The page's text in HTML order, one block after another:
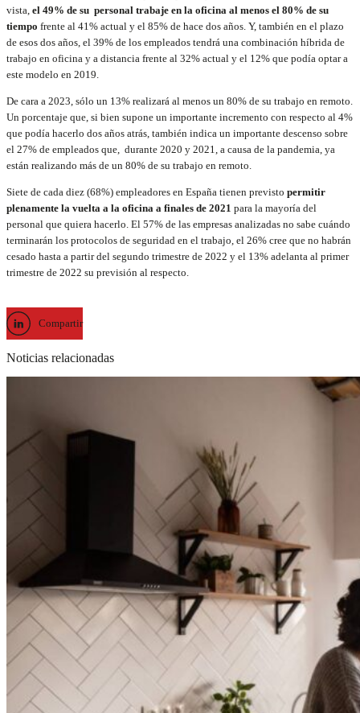
vista, el 49% de su personal trabaje en la oficina al menos el 80% de su
tiempo frente al 41% actual y el 85% de hace dos años. Y, también en el plazo
de esos dos años, el 39% de los empleados tendrá una combinación híbrida de
trabajo en oficina y a distancia frente al 32% actual y el 12% que podía optar a
este modelo en 2019.
De cara a 2023, sólo un 13% realizará al menos un 80% de su trabajo en remoto.
Un porcentaje que, si bien supone un importante incremento con respecto al 4%
que podía hacerlo dos años atrás, también indica un importante descenso sobre
el 27% de empleados que, durante 2020 y 2021, a causa de la pandemia, ya
están realizando más de un 80% de su trabajo en remoto.
Siete de cada diez (68%) empleadores en España tienen previsto permitir
plenamente la vuelta a la oficina a finales de 2021 para la mayoría del
personal que quiera hacerlo. El 57% de las empresas analizadas no sabe cuándo
terminarán los protocolos de seguridad en el trabajo, el 26% cree que no habrán
cesado hasta a partir del segundo trimestre de 2022 y el 13% adelanta al primer
trimestre de 2022 su previsión al respecto.
Compartir
Noticias relacionadas